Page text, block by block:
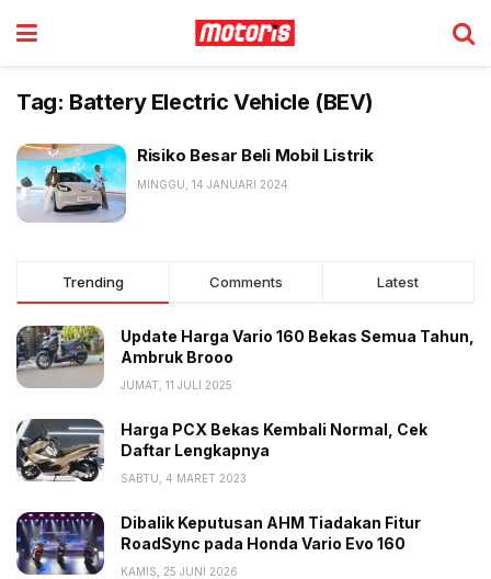
Tag: Battery Electric Vehicle (BEV)
Risiko Besar Beli Mobil Listrik
MINGGU, 14 JANUARI 2024
Trending Comments Latest
Update Harga Vario 160 Bekas Semua Tahun,
Ambruk Brooo
JUMAT, 11 JULI 2025
Harga PCX Bekas Kembali Normal, Cek
Daftar Lengkapnya
SABTU, 4 MARET 2023
Dibalik Keputusan AHM Tiadakan Fitur
RoadSync pada Honda Vario Evo 160
KAMIS, 25 JUNI 2026